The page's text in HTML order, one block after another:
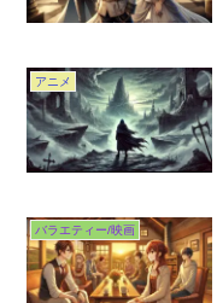
アニメ
バラエティー/映画